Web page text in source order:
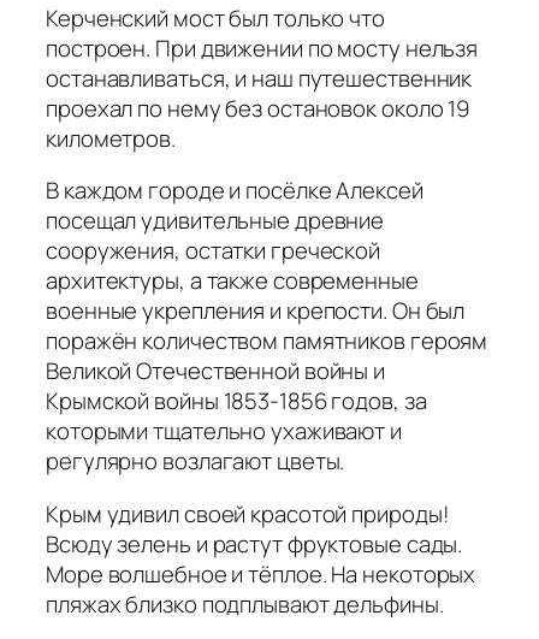
Керченский мост был только что
построен. При движении по мосту нельзя
останавливаться, и наш путешественник
проехал по нему без остановок около 19
километров.
В каждом городе и посёлке Алексей
посещал удивительные древние
сооружения, остатки греческой
архитектуры, а также современные
военные укрепления и крепости. Он был
поражён количеством памятников героям
Великой Отечественной войны и
Крымской войны 1853-1856 годов, за
которыми тщательно ухаживают и
регулярно возлагают цветы.
Крым удивил своей красотой природы!
Всюду зелень и растут фруктовые сады.
Море волшебное и тёплое. На некоторых
пляжах близко подплывают дельфины.